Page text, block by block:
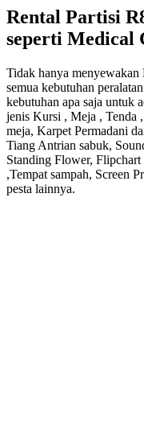
Rental Partisi
seperti Medical
Tidak hanya
semua kebutuhan
kebutuhan apa saja untuk
jenis Kursi , Meja , Tenda
meja, Karpet Permadani
Tiang Antrian sabuk,
Standing Flower,
,Tempat sampah, Screen
pesta lainnya.